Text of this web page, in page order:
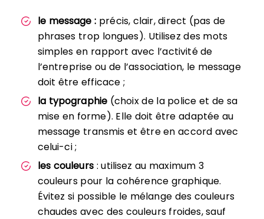
le message : précis, clair, direct (pas de
phrases trop longues). Utilisez des mots
simples en rapport avec l’activité de
l’entreprise ou de l’association, le message
doit être efficace ;
la typographie (choix de la police et de sa
mise en forme). Elle doit être adaptée au
message transmis et être en accord avec
celui-ci ;
les couleurs: utilisez au maximum 3
couleurs pour la cohérence graphique.
Évitez si possible le mélange des couleurs
chaudes avec des couleurs froides, sauf